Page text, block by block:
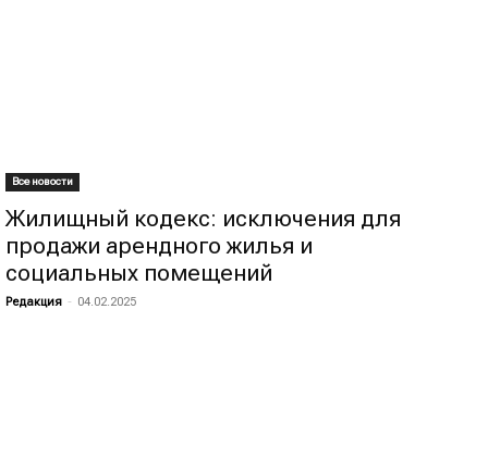
Все новости
Жилищный кодекс: исключения для
продажи арендного жилья и
социальных помещений
Редакция - 04.02.2025